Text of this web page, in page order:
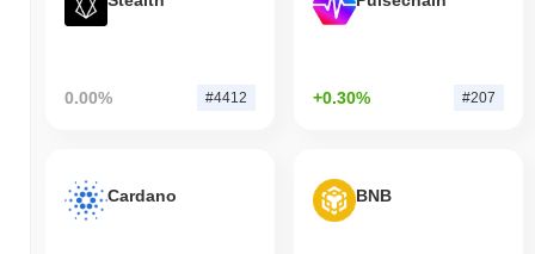
0.00% #4412 +0.30% #207
Cardano BNB